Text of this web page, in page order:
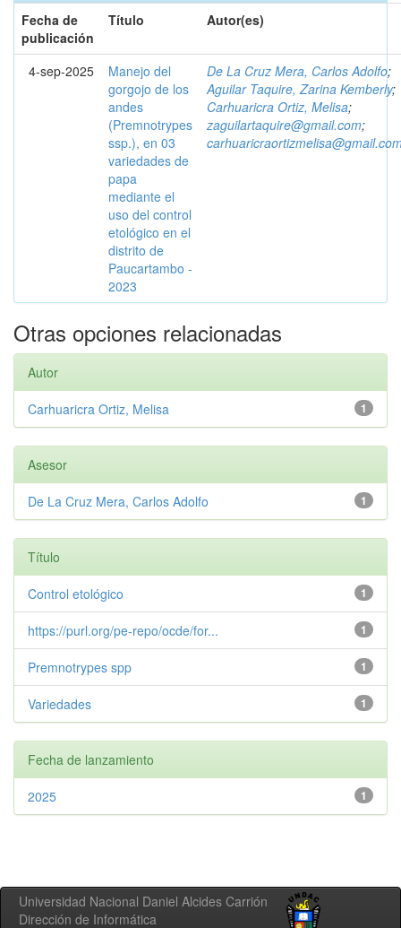
Fecha de
publicación
Título Autor(es)
4-sep-2025
Manejo del
gorgojo de los
andes
(Premnotrypes
ssp.), en 03
variedades de
papa
mediante el
uso del control
etológico en el
distrito de
Paucartambo -
2023
De La Cruz Mera, Carlos Adolfo;
Aguilar Taquire, Zarina Kemberly;
Carhuaricra Ortiz, Melisa;
zaguilartaquire@gmail.com;
Otras opciones relacionadas
Autor
1
Carhuaricra Ortiz, Melisa
Asesor
1
De La Cruz Mera, Carlos Adolfo
Título
1
Control etológico
1
https://purl.org/pe-repo/ocde/for...
1
Premnotrypes spp
1
Variedades
Fecha de lanzamiento
1
2025
Universidad Nacional Daniel Alcides Carrión
Dirección de Informática